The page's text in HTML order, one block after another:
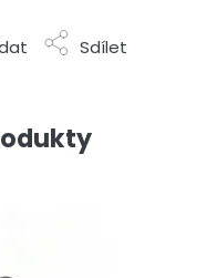
Sdílet